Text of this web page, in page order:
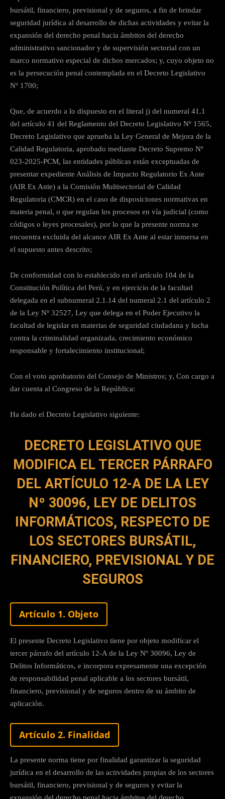
bursátil, financiero, previsional y de seguros, a fin de brindar
seguridad jurídica al desarrollo de dichas actividades y evitar la
expansión del derecho penal hacia ámbitos del derecho
administrativo sancionador y de supervisión sectorial con un
marco normativo especial de dichos mercados; y, cuyo objeto no
es la persecución penal contemplada en el Decreto Legislativo
Nº 1700;
Que, de acuerdo a lo dispuesto en el literal j) del numeral 41.1
del artículo 41 del Reglamento del Decreto Legislativo Nº 1565,
Decreto Legislativo que aprueba la Ley General de Mejora de la
Calidad Regulatoria, aprobado mediante Decreto Supremo Nº
023-2025-PCM, las entidades públicas están exceptuadas de
presentar expediente Análisis de Impacto Regulatorio Ex Ante
(AIR Ex Ante) a la Comisión Multisectorial de Calidad
Regulatoria (CMCR) en el caso de disposiciones normativas en
materia penal, o que regulan los procesos en vía judicial (como
códigos o leyes procesales), por lo que la presente norma se
encuentra excluida del alcance AIR Ex Ante al estar inmersa en
el supuesto antes descrito;
De conformidad con lo establecido en el artículo 104 de la
Constitución Política del Perú, y en ejercicio de la facultad
delegada en el subnumeral 2.1.14 del numeral 2.1 del artículo 2
de la Ley Nº 32527, Ley que delega en el Poder Ejecutivo la
facultad de legislar en materias de seguridad ciudadana y lucha
contra la criminalidad organizada, crecimiento económico
responsable y fortalecimiento institucional;
Con el voto aprobatorio del Consejo de Ministros; y, Con cargo a
dar cuenta al Congreso de la República:
Ha dado el Decreto Legislativo siguiente:
DECRETO LEGISLATIVO QUE
MODIFICA EL TERCER PÁRRAFO
DEL ARTÍCULO 12-A DE LA LEY
Nº 30096, LEY DE DELITOS
INFORMÁTICOS, RESPECTO DE
LOS SECTORES BURSÁTIL,
FINANCIERO, PREVISIONAL Y DE
SEGUROS
Artículo 1. Objeto
El presente Decreto Legislativo tiene por objeto modificar el
tercer párrafo del artículo 12-A de la Ley Nº 30096, Ley de
Delitos Informáticos, e incorpora expresamente una excepción
de responsabilidad penal aplicable a los sectores bursátil,
financiero, previsional y de seguros dentro de su ámbito de
aplicación.
Artículo 2. Finalidad
La presente norma tiene por finalidad garantizar la seguridad
jurídica en el desarrollo de las actividades propias de los sectores
bursátil, financiero, previsional y de seguros y evitar la